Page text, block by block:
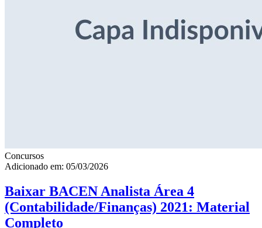
Concursos
Adicionado em: 05/03/2026
Baixar BACEN Analista Área 4
(Contabilidade/Finanças) 2021: Material
Completo